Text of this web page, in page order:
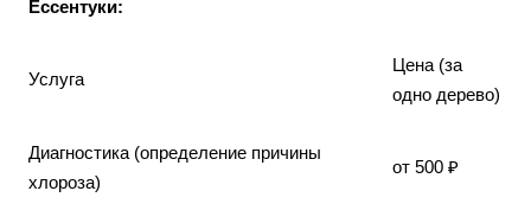
Ессентуки:
Услуга
Цена (за
одно дерево)
Диагностика (определение причины
хлороза)
от 500 ₽